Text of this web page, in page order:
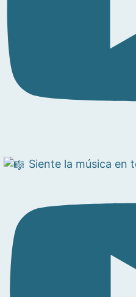
Siente la música en